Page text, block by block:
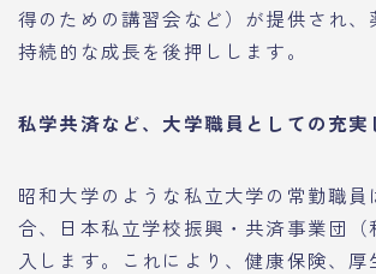
得のための講習会など）が提供され、
持続的な成長を後押しします。
私学共済など、大学職員としての充実
昭和大学のような私立大学の常勤職員
合、日本私立学校振興・共済事業団（
入します。これにより、健康保険、厚